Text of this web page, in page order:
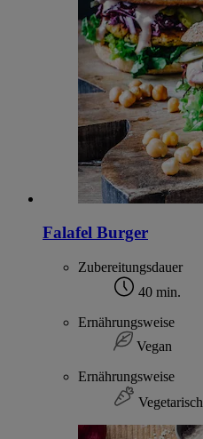
Falafel Burger
Zubereitungsdauer
40 min.
Ernährungsweise
Vegan
Ernährungsweise
Vegetarisch